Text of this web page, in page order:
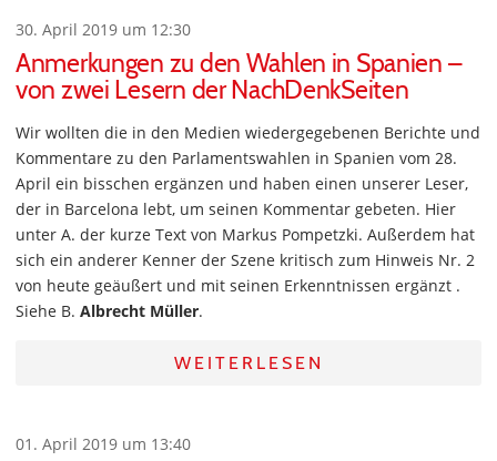
30. April 2019 um 12:30
Anmerkungen zu den Wahlen in Spanien –
von zwei Lesern der NachDenkSeiten
Wir wollten die in den Medien wiedergegebenen Berichte und
Kommentare zu den Parlamentswahlen in Spanien vom 28.
April ein bisschen ergänzen und haben einen unserer Leser,
der in Barcelona lebt, um seinen Kommentar gebeten. Hier
unter A. der kurze Text von Markus Pompetzki. Außerdem hat
sich ein anderer Kenner der Szene kritisch zum Hinweis Nr. 2
von heute geäußert und mit seinen Erkenntnissen ergänzt .
Siehe B. Albrecht Müller.
WEITERLESEN
01. April 2019 um 13:40